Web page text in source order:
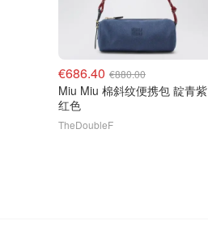
€686.40 €880.00
Miu Miu 棉斜纹便携包 靛青紫
红色
TheDoubleF